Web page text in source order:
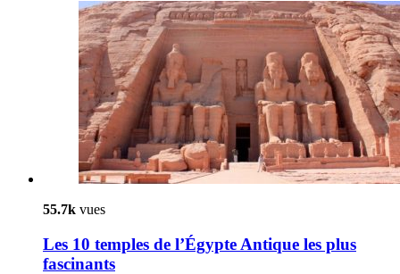
55.7k vues
Les 10 temples de l’Égypte Antique les plus
fascinants